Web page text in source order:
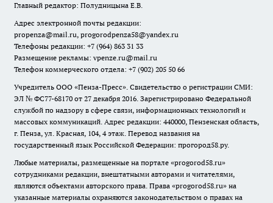
Главный редактор: Полудницына Е.В.
Адрес электронной почты редакции:
propenza@mail.ru, progorodpenza58@yandex.ru
Телефоны редакции: +7 (964) 863 31 33
Размещение рекламы: vpenze.ru@mail.ru
Телефон коммерческого отдела: +7 (902) 205 50 66
Учредитель ООО «Пенза-Пресс». Свидетельство о регистрации СМИ:
ЭЛ № ФС77-68170 от 27 декабря 2016. Зарегистрировано Федеральной
службой по надзору в сфере связи, информационных технологий и
массовых коммуникаций. Адрес редакции: 440000, Пензенская область,
г. Пенза, ул. Красная, 104, 4 этаж. Перевод названия на
государственный язык Российской Федерации: прогород58.ру.
Любые материалы, размещенные на портале «progorod58.ru»
сотрудниками редакции, внештатными авторами и читателями,
являются объектами авторского права. Права «progorod58.ru» на
указанные материалы охраняются законодательством о правах на